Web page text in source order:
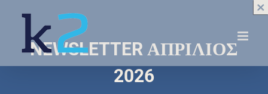
contentNEWSLETTER ΑΠΡΙΛΙΟΣ
2026
×
×
×
×
×
×
×
×
×
×
×
×